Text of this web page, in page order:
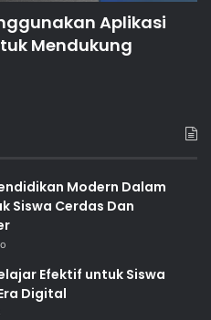
Aplikasi
Mendukung
Modern Dalam
Siswa Cerdas Dan
Efektif untuk Siswa
Digital